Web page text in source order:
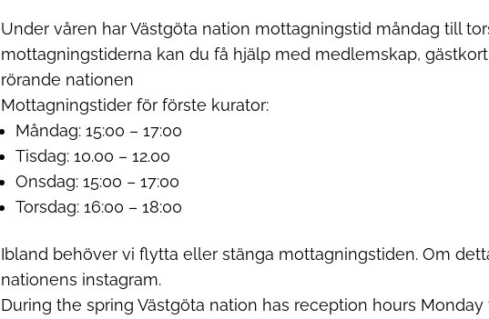
Under våren har Västgöta nation mottagningstid måndag till
mottagningstiderna kan du få hjälp med medlemskap,
rörande nationen
Mottagningstider för förste kurator:
Måndag: 15:00 – 17:00
Tisdag: 10.00 – 12.00
Onsdag: 15:00 – 17:00
Torsdag: 16:00 – 18:00
Ibland behöver vi flytta eller stänga mottagningstiden. Om
nationens instagram.
During the spring Västgöta nation has reception hours